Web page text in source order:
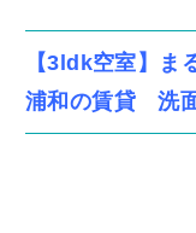
【3ldk空室】ま
浦和の賃貸 洗